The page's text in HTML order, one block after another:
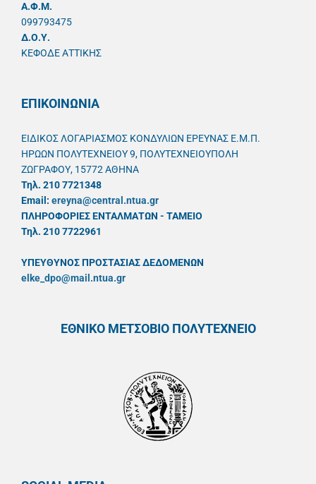
A.Φ.Μ.
099793475
Δ.Ο.Υ.
ΚΕΦΟΔΕ ΑΤΤΙΚΗΣ
ΕΠΙΚΟΙΝΩΝΙΑ
ΕΙΔΙΚΟΣ ΛΟΓΑΡΙΑΣΜΟΣ ΚΟΝΔΥΛΙΩΝ ΕΡΕΥΝΑΣ Ε.Μ.Π.
ΗΡΩΩΝ ΠΟΛΥΤΕΧΝΕΙΟΥ 9, ΠΟΛΥΤΕΧΝΕΙΟΥΠΟΛΗ
ΖΩΓΡΑΦΟΥ, 15772 ΑΘΗΝΑ
Τηλ. 210 7721348
Email: ereyna@central.ntua.gr
ΠΛΗΡΟΦΟΡΙΕΣ ΕΝΤΑΛΜΑΤΩΝ - ΤΑΜΕΙΟ
Τηλ. 210 7722961
ΥΠΕΥΘYΝΟΣ ΠΡΟΣΤΑΣΙΑΣ ΔΕΔΟΜΕΝΩΝ
elke_dpo@mail.ntua.gr
ΕΘΝΙΚΟ ΜΕΤΣΟΒΙΟ ΠΟΛΥΤΕΧΝΕΙΟ